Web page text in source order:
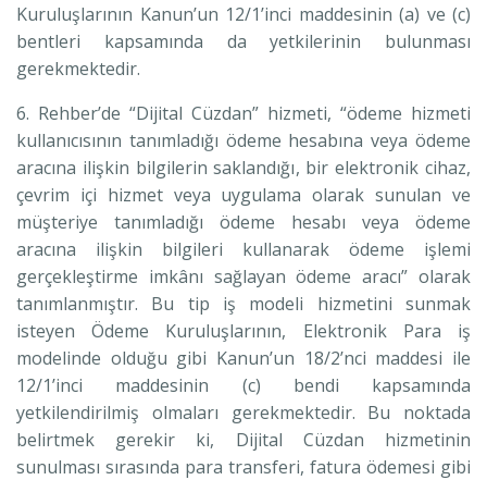
Kuruluşlarının Kanun’un 12/1’inci maddesinin (a) ve (c)
bentleri kapsamında da yetkilerinin bulunması
gerekmektedir.
6. Rehber’de “Dijital Cüzdan” hizmeti, “ödeme hizmeti
kullanıcısının tanımladığı ödeme hesabına veya ödeme
aracına ilişkin bilgilerin saklandığı, bir elektronik cihaz,
çevrim içi hizmet veya uygulama olarak sunulan ve
müşteriye tanımladığı ödeme hesabı veya ödeme
aracına ilişkin bilgileri kullanarak ödeme işlemi
gerçekleştirme imkânı sağlayan ödeme aracı” olarak
tanımlanmıştır. Bu tip iş modeli hizmetini sunmak
isteyen Ödeme Kuruluşlarının, Elektronik Para iş
modelinde olduğu gibi Kanun’un 18/2’nci maddesi ile
12/1’inci maddesinin (c) bendi kapsamında
yetkilendirilmiş olmaları gerekmektedir. Bu noktada
belirtmek gerekir ki, Dijital Cüzdan hizmetinin
sunulması sırasında para transferi, fatura ödemesi gibi